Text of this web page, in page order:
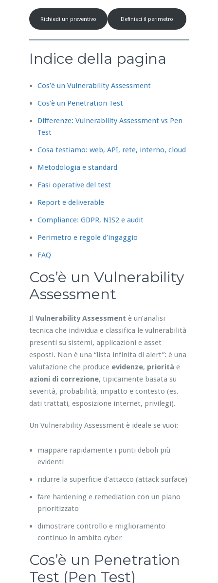
Richiedi un preventivo Definisci il perimetro
Indice della pagina
Cos’è un Vulnerability Assessment
Cos’è un Penetration Test
Differenze: Vulnerability Assessment vs Pen
Test
Cosa testiamo: web, API, rete, interno, cloud
Metodologia e standard
Fasi operative del test
Report e deliverable
Compliance: GDPR, NIS2 e audit
Perimetro e regole d’ingaggio
FAQ
Cos’è un Vulnerability
Assessment
Il Vulnerability Assessment è un’analisi
tecnica che individua e classifica le vulnerabilità
presenti su sistemi, applicazioni e asset
esposti. Non è una “lista infinita di alert”: è una
valutazione che produce evidenze, priorità e
azioni di correzione, tipicamente basata su
severità, probabilità, impatto e contesto (es.
dati trattati, esposizione internet, privilegi).
Un Vulnerability Assessment è ideale se vuoi:
mappare rapidamente i punti deboli più
evidenti
ridurre la superficie d’attacco (attack surface)
fare hardening e remediation con un piano
prioritizzato
dimostrare controllo e miglioramento
continuo in ambito cyber
Cos’è un Penetration
Test (Pen Test)